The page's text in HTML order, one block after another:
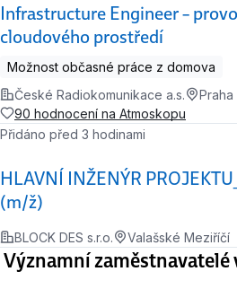
Infrastructure Engineer –
cloudového prostředí
Možnost občasné práce z domova
České Radiokomunikace a.s.
90 hodnocení na Atmoskopu
HLAVNÍ INŽENÝR
(m/ž)
Přidáno před 3 hodinami
BLOCK DES s.r.o. Valašské Meziříčí
Významní zaměstnavatelé